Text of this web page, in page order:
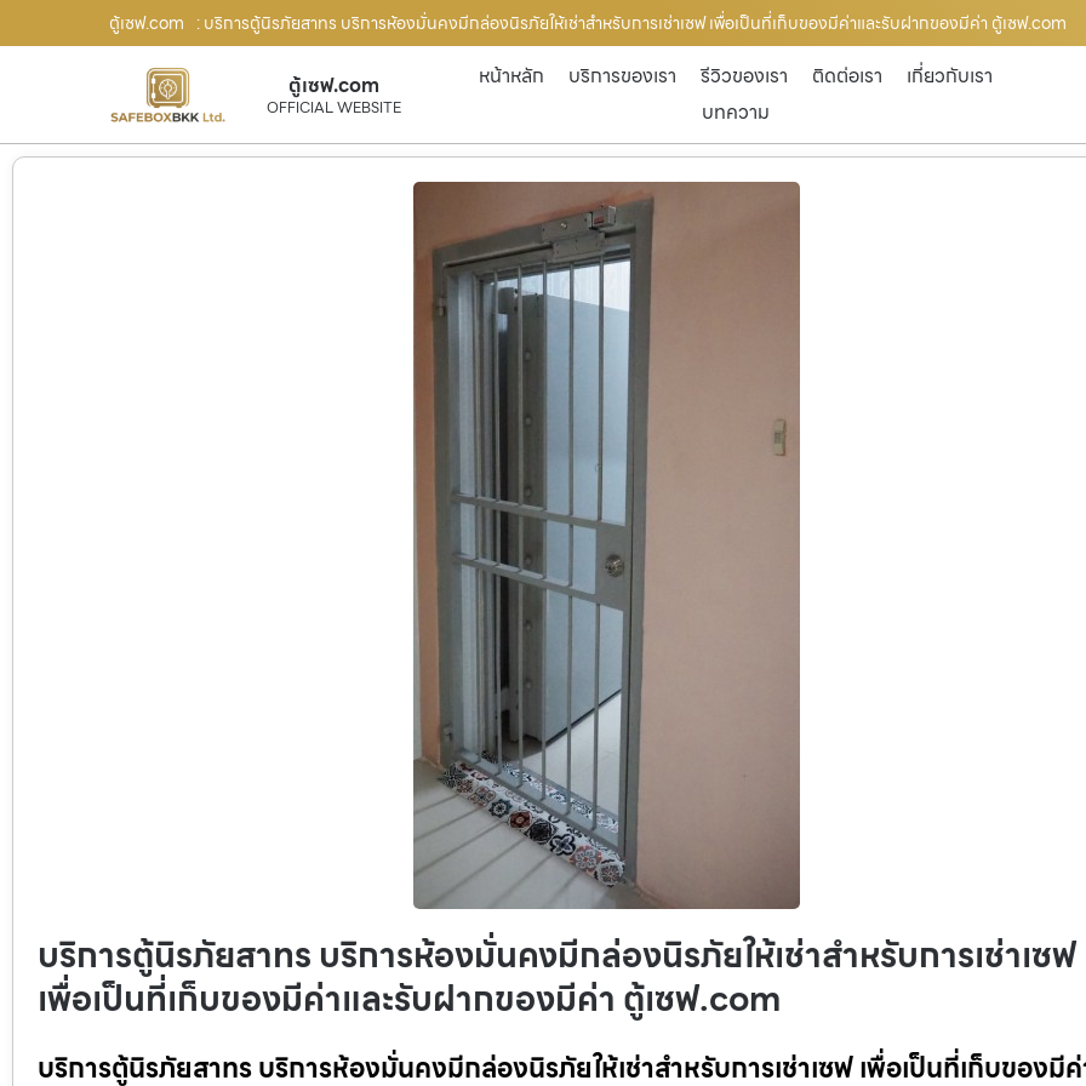
ตู้เซฟ.com : บริการตู้นิรภัยสาทร บริการห้องมั่นคงมีกล่องนิรภัยให้เช่าสำหรับการเช่าเซฟ เพื่อเป็นที่เก็บของมีค่าและรับฝากของมีค่า ตู้เซฟ.com
ตู้เซฟ.com
OFFICIAL WEBSITE
หน้าหลัก บริการของเรา รีวิวของเรา ติดต่อเรา
เกี่ยวกับเรา
บทความ
บริการตู้นิรภัยสาทร บริการห้องมั่นคงมีกล่องนิรภัยให้เช่าสำหรับการเช่าเซฟ
เพื่อเป็นที่เก็บของมีค่าและรับฝากของมีค่า ตู้เซฟ.com
บริการตู้นิรภัยสาทร บริการห้องมั่นคงมีกล่องนิรภัยให้เช่าสำหรับการเช่าเซฟ เพื่อเป็นที่เก็บของมีค่